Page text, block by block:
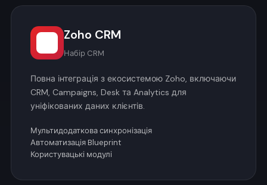
Zoho CRM
Набір CRM
Повна інтеграція з екосистемою Zoho, включаючи
CRM, Campaigns, Desk та Analytics для
уніфікованих даних клієнтів.
Мультидодаткова синхронізація
Автоматизація Blueprint
Користувацькі модулі